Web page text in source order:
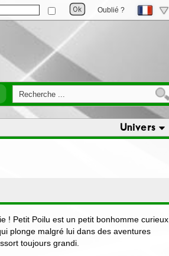
Oublié ?
Univers
! Petit Poilu est un petit bonhomme curieux,
plonge malgré lui dans des aventures
toujours grandi.